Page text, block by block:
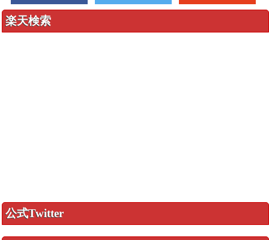
楽天検索
公式Twitter